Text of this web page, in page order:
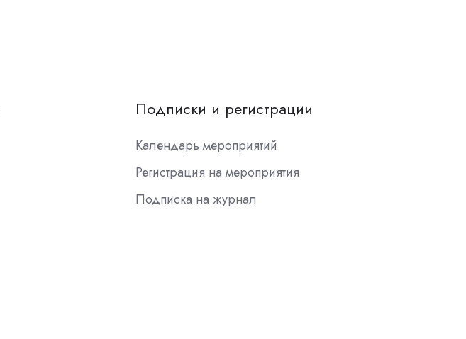
Подписки и регистрации
Календарь мероприятий
Регистрация на мероприятия
Подписка на журнал